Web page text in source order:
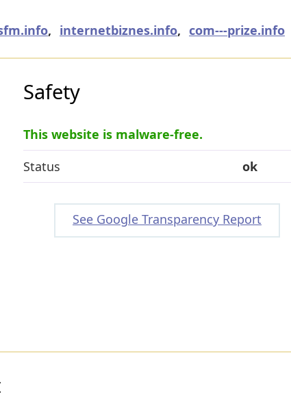
, internetbiznes.info, com---prize.info
Safety
This website is malware-free.
Status
ok
See Google Transparency Report